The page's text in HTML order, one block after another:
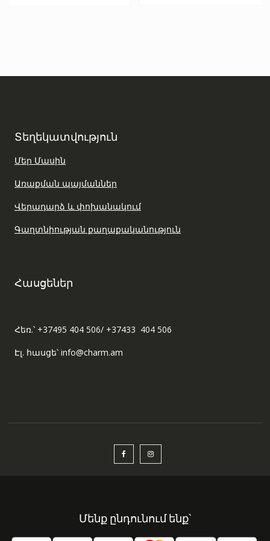
Տեղեկատվություն
Մեր Մասին
Առաքման պայմաններ
Վերադարձ և փոխանակում
Գաղտնիության քաղաքականություն
Հասցեներ
Հեռ.՝ +37495 404 506/ +37433 404 506
Էլ. հասցե՝ info@charm.am
Մենք ընդունում ենք՝